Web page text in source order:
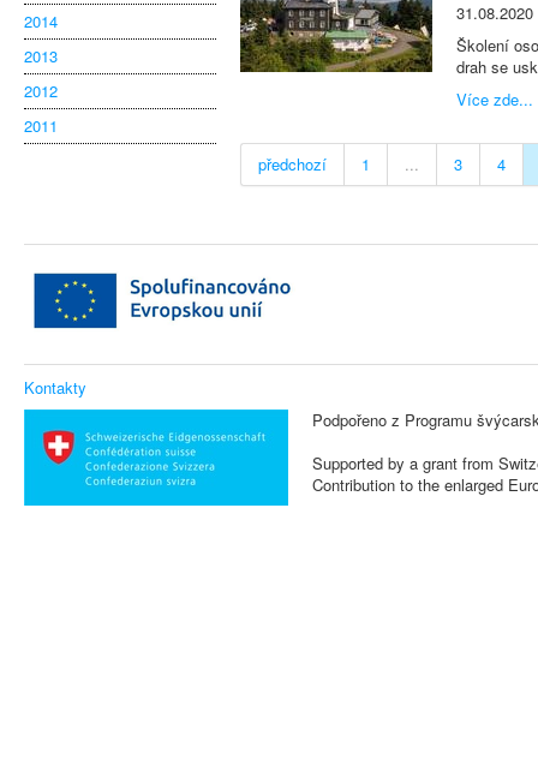
2014
2013
2012
2011
31.08.2020
Školení
drah se
Více zde...
předchozí 1 ... 3 4
Kontakty
Podpořeno z Programu
Supported by a grant from
Contribution to the enlarged